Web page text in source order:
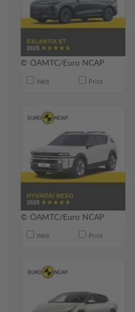
© ÖAMTC/Euro NCAP
Web Print
© ÖAMTC/Euro NCAP
Web Print